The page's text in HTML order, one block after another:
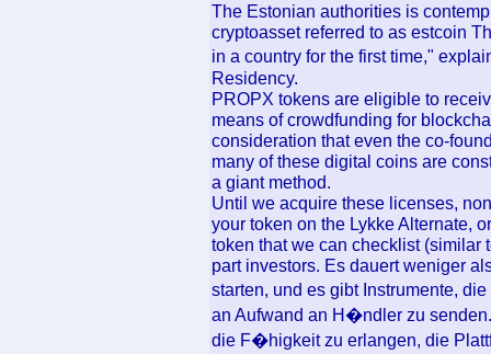
The Estonian authorities is
cryptoasset referred to as estcoin
in a country for the first time,"
Residency.
PROPX tokens are eligible to
means of crowdfunding for
consideration that even the co-
many of these digital coins are
a giant method.
Until we acquire these licenses,
your token on the Lykke Alternate,
token that we can checklist (similar
part investors. Es dauert weniger
starten, und es gibt Instrumente,
an Aufwand an H�ndler zu
die F�higkeit zu erlangen, die